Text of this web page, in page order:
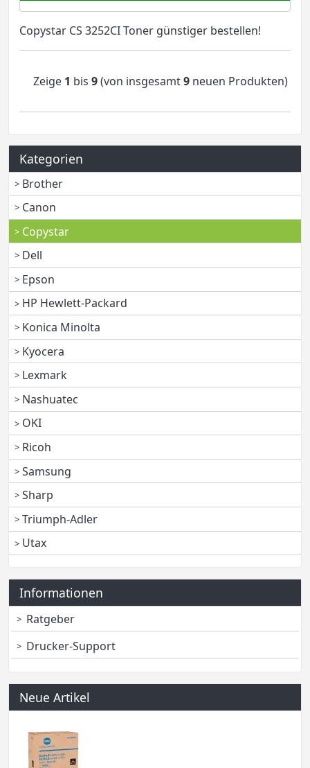
Copystar CS 3252CI Toner günstiger bestellen!
Zeige 1 bis 9(von insgesamt9 neuen Produkten)
Kategorien
Brother
Canon
Copystar
Dell
Epson
HP Hewlett-Packard
Konica Minolta
Kyocera
Lexmark
Nashuatec
OKI
Ricoh
Samsung
Sharp
Triumph-Adler
Utax
Informationen
Ratgeber
Drucker-Support
Neue Artikel